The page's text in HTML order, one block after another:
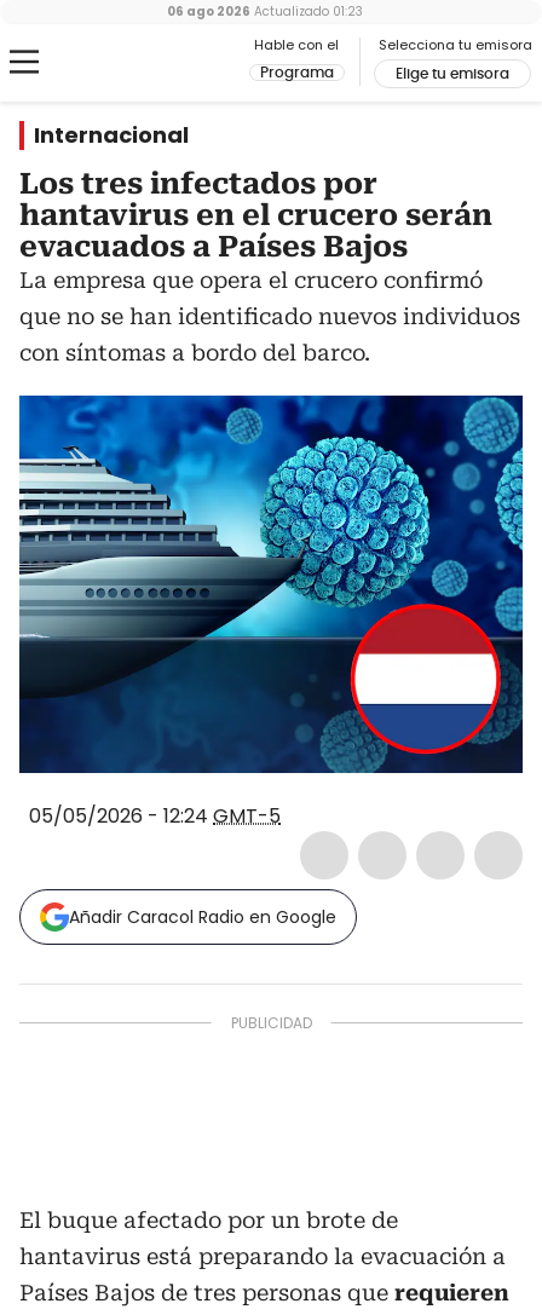
Hable con el
Programa
Selecciona tu emisora
Elige tu emisora
06 ago 2026 Actualizado 01:23
Internacional
Los tres infectados por
hantavirus en el crucero serán
evacuados a Países Bajos
La empresa que opera el crucero confirmó
que no se han identificado nuevos individuos
con síntomas a bordo del barco.
05/05/2026 - 12:24 GMT-5
Añadir Caracol Radio en Google
El buque afectado por un brote de
hantavirus está preparando la evacuación a
Países Bajos de tres personas que requieren